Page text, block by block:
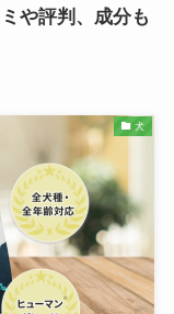
や評判、成分も
犬